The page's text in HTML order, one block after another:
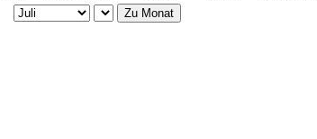
Zu Monat